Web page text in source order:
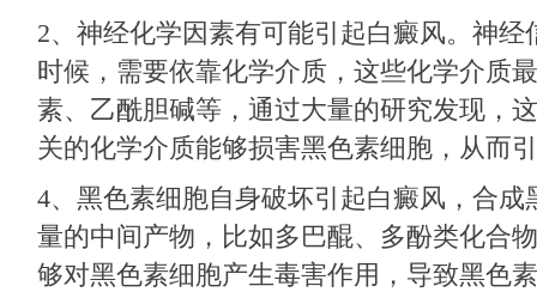
2、神经化学因素有可能引起白癜风。神
时候，需要依靠化学介质，这些化学介质
素、乙酰胆碱等，通过大量的研究发现，
关的化学介质能够损害黑色素细胞，从而
4、黑色素细胞自身破坏引起白癜风，合成
量的中间产物，比如多巴醌、多酚类化合
够对黑色素细胞产生毒害作用，导致黑色